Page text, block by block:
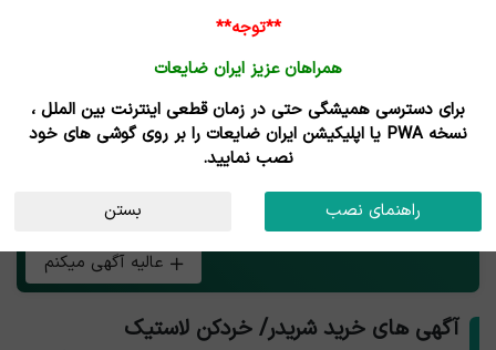
خرید و فروش دستگاه شریدر / خردکن لاستیک
هر چی بار شریدر/ خردکن لاستیک داری همین الان رایگان
آگهی کن و طعم تجارت آنلاین رو بچش!
عالیه آگهی میکنم
آگهی های خرید شریدر/ خردکن لاستیک
**توجه**
همراهان عزیز ایران ضایعات
برای دسترسی همیشگی حتی در زمان قطعی اینترنت بین الملل ،
نسخه PWA یا اپلیکیشن ایران ضایعات را بر روی گوشی های خود
نصب نمایید.
راهنمای نصب بستن